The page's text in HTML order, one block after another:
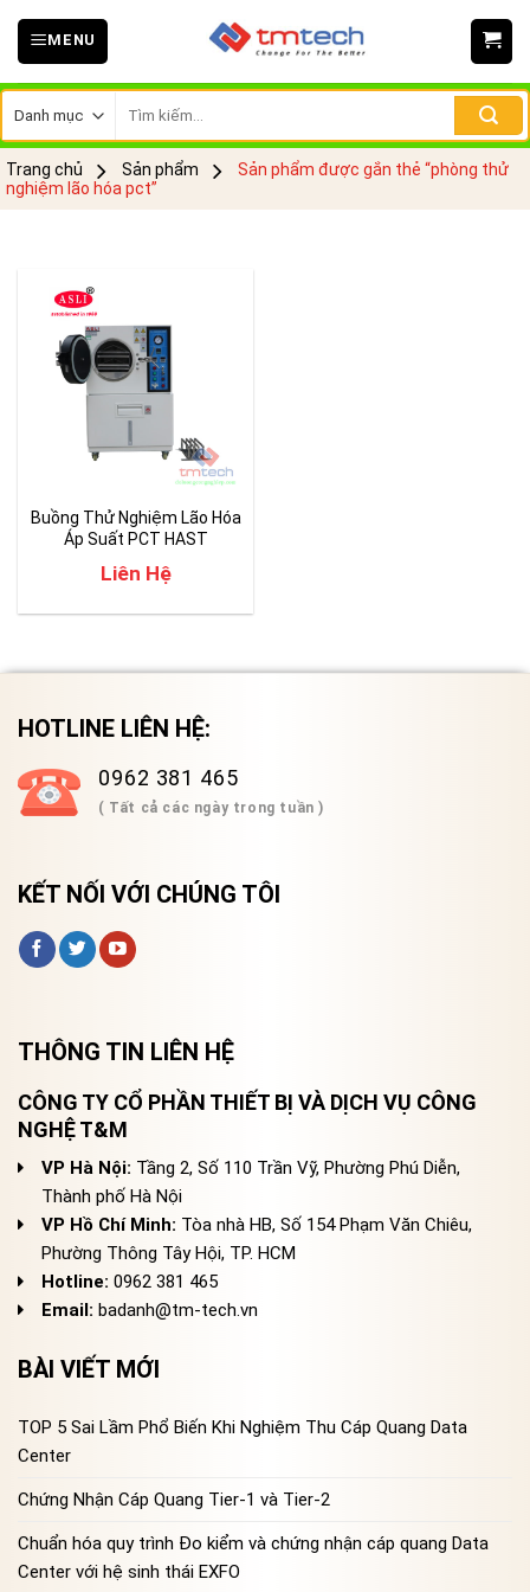
Skip
MENU
kiếm:
Trang chủ Sản phẩm
Sản phẩm được gắn thẻ “phòng thử
nghiệm lão hóa pct”
Buồng Thử Nghiệm Lão Hóa
Áp Suất PCT HAST
Liên Hệ
HOTLINE LIÊN HỆ:
0962 381 465
( Tất cả các ngày trong tuần )
KẾT NỐI VỚI CHÚNG TÔI
THÔNG TIN LIÊN HỆ
CÔNG TY CỔ PHẦN THIẾT BỊ VÀ DỊCH VỤ CÔNG
NGHỆ T&M
VP Hà Nội: Tầng 2, Số 110 Trần Vỹ, Phường Phú Diễn,
Thành phố Hà Nội
VP Hồ Chí Minh: Tòa nhà HB, Số 154 Phạm Văn Chiêu,
Phường Thông Tây Hội, TP. HCM
Hotline: 0962 381 465
Email: badanh@tm-tech.vn
BÀI VIẾT MỚI
TOP 5 Sai Lầm Phổ Biến Khi Nghiệm Thu Cáp Quang Data
Center
Chứng Nhận Cáp Quang Tier-1 và Tier-2
Chuẩn hóa quy trình Đo kiểm và chứng nhận cáp quang Data
Center với hệ sinh thái EXFO